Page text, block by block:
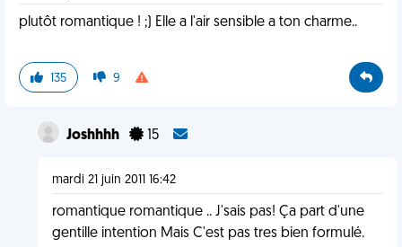
plutôt romantique ! ;) Elle a l'air sensible a ton charme..
135 9
Joshhhh 15
mardi 21 juin 2011 16:42
romantique romantique .. J'sais pas! Ça part d'une
gentille intention Mais C'est pas tres bien formulé.